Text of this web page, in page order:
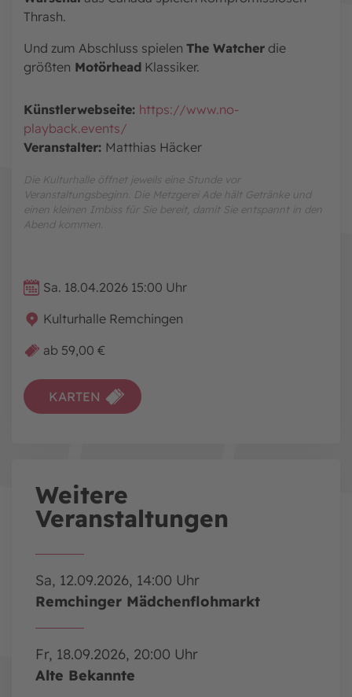
Thrash.
Und zum Abschluss spielen The Watcher die
größten Motörhead Klassiker.
Künstlerwebseite: https://www.no-
playback.events/
Veranstalter: Matthias Häcker
Die Kulturhalle öffnet jeweils eine Stunde vor
Veranstaltungsbeginn. Die Metzgerei Ade hält Getränke und
einen kleinen Imbiss für Sie bereit, damit Sie entspannt in den
Abend kommen.
Sa. 18.04.2026 15:00 Uhr
Kulturhalle Remchingen
ab 59,00 €
KARTEN
Weitere
Veranstaltungen
Sa, 12.09.2026, 14:00 Uhr
Remchinger Mädchenflohmarkt
Fr, 18.09.2026, 20:00 Uhr
Alte Bekannte